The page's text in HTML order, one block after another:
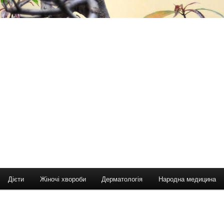
Дієти Жіночі хвороби Дерматологія Народна медицина